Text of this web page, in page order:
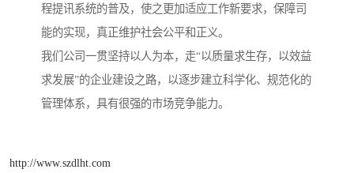
程提讯系统的普及，使之更加适应工作新要求，保障司
能的实现，真正维护社会公平和正义。
我们公司一贯坚持以人为本，走“以质量求生存，以效益
求发展”的企业建设之路，以逐步建立科学化、规范化的
管理体系，具有很强的市场竞争能力。
http://www.szdlht.com